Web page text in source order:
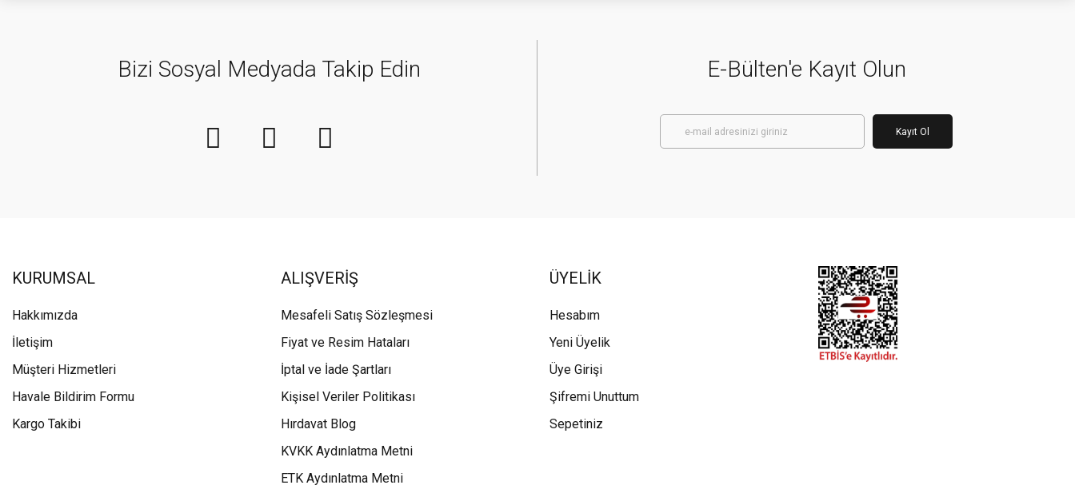
Bizi Sosyal Medyada Takip Edin E-Bülten'e Kayıt Olun
Kayıt Ol
KURUMSAL
Hakkımızda
İletişim
Müşteri Hizmetleri
Havale Bildirim Formu
Kargo Takibi
ALIŞVERİŞ
Mesafeli Satış Sözleşmesi
Fiyat ve Resim Hataları
İptal ve İade Şartları
Kişisel Veriler Politikası
Hırdavat Blog
KVKK Aydınlatma Metni
ETK Aydınlatma Metni
ÜYELİK
Hesabım
Yeni Üyelik
Üye Girişi
Şifremi Unuttum
Sepetiniz